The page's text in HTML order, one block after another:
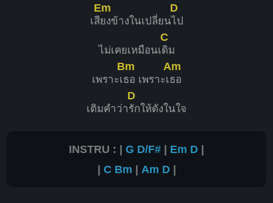
เสี
Em
ยงข้างในเปลี่ยน
D
ไป
ไม่เคยเหมือนเ
C
ดิม
เพราะเ
Bm
ธอ เพราะเ
Am
ธอ
เติมคำว่า
D
รักให้ดังในใจ
INSTRU : | G D/F# | Em D |
| C Bm | Am D|